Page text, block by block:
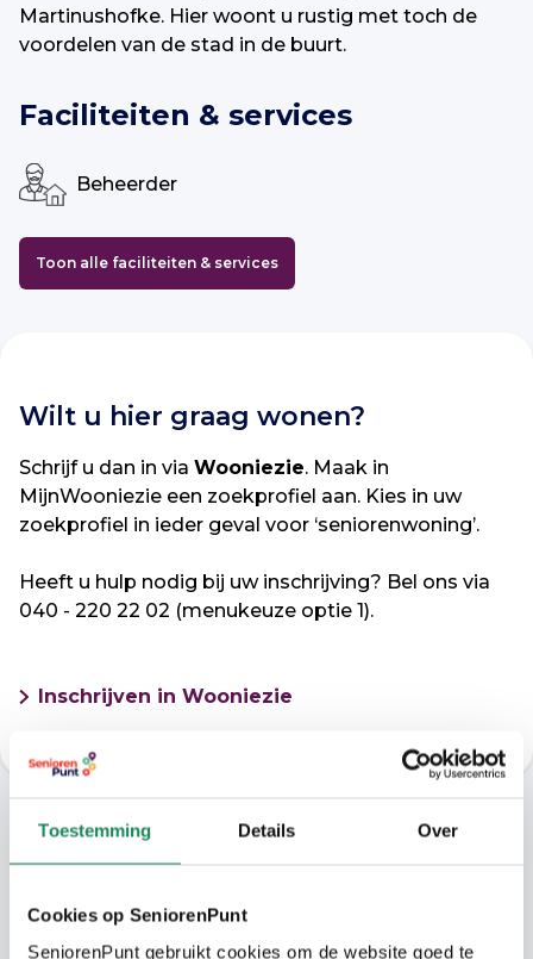
Toestemming Details Over
Cookies op SeniorenPunt
SeniorenPunt gebruikt cookies om de website goed te
Martinushofke. Hier woont u rustig met toch de
voordelen van de stad in de buurt.
Faciliteiten & services
Beheerder
Toon alle faciliteiten & services
In de buurt
de Tongelresestraat zijn supermarkten en
Wilt u hier graag wonen?
Schrijf u dan in via Wooniezie. Maak in
MijnWooniezie een zoekprofiel aan. Kies in uw
zoekprofiel in ieder geval voor ‘seniorenwoning’.
Heeft u hulp nodig bij uw inschrijving? Bel ons via
040 - 220 22 02 (menukeuze optie 1).
Inschrijven in Wooniezie